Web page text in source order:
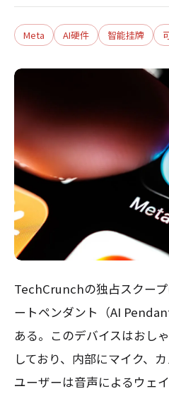
Meta AI硬件 智能挂牌
TechCrunchの独占スクー
ートペンダント（AI
ある。このデバイスはおし
しており、内部にマイク、
ユーザーは音声によるウェ